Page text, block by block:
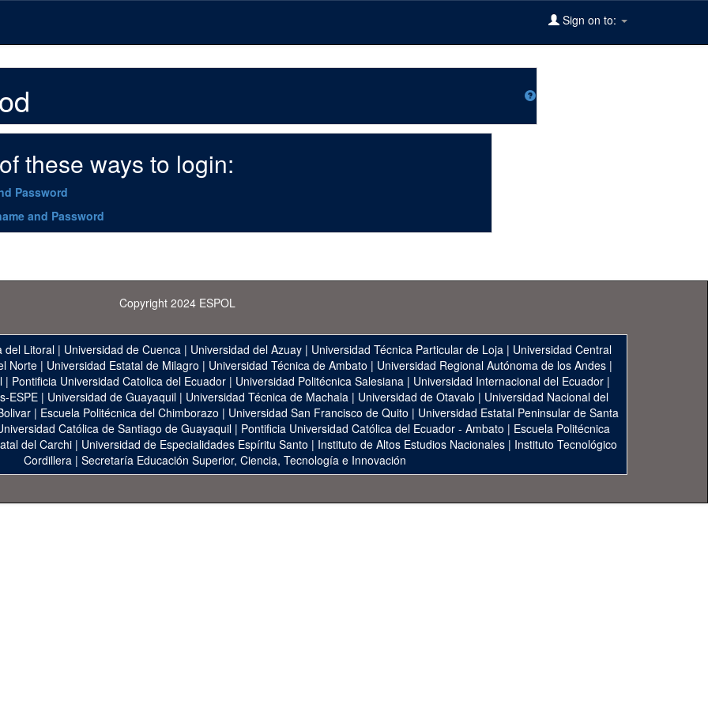
Sign on to:
these ways to login:
Password
and Password
Copyright 2024 ESPOL
del Litoral | Universidad de Cuenca | Universidad del Azuay | Universidad Técnica Particular de Loja | Universidad Central
Norte| Universidad Estatal de Milagro | Universidad Técnica de Ambato | Universidad Regional Autónoma de los Andes|
| Pontificia Universidad Catolica del Ecuador| Universidad Politécnica Salesiana| Universidad Internacional del Ecuador|
ESPE | Universidad de Guayaquil | Universidad Técnica de Machala | Universidad de Otavalo | Universidad Nacional del
| Escuela Politécnica del Chimborazo | Universidad San Francisco de Quito | Universidad Estatal Peninsular de Santa
Católica de Santiago de Guayaquil | Pontificia Universidad Católica del Ecuador - Ambato | Escuela Politécnica
del Carchi | Universidad de Especialidades Espíritu Santo | Instituto de Altos Estudios Nacionales | Instituto Tecnológico
Cordillera| Secretaría Educación Superior, Ciencia, Tecnología e Innovación